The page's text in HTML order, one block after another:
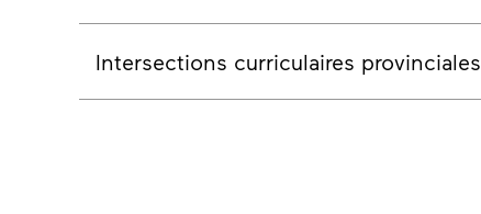
Intersections curriculaires provinciales